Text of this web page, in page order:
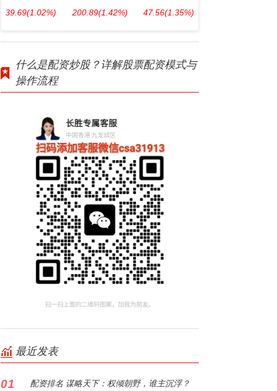
39.69(1.02%) 200.89(1.42%) 47.56(1.35%)
什么是配资炒股？详解股票配资模式与
操作流程
最近发表
01 配资排名 谋略天下：权倾朝野，谁主沉浮？